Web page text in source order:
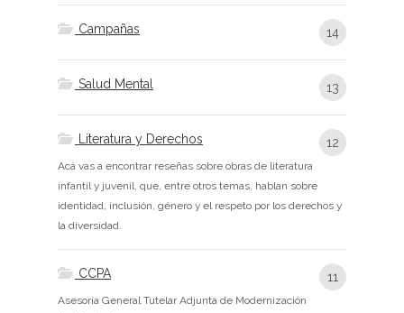
Campañas 14
Salud Mental 13
Literatura y Derechos 12
Acá vas a encontrar reseñas sobre obras de literatura
infantil y juvenil, que, entre otros temas, hablan sobre
identidad, inclusión, género y el respeto por los derechos y
la diversidad.
CCPA 11
Asesoría General Tutelar Adjunta de Modernización